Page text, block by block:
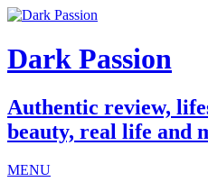
Dark Passion
Authentic review,
beauty, real life and
MENU